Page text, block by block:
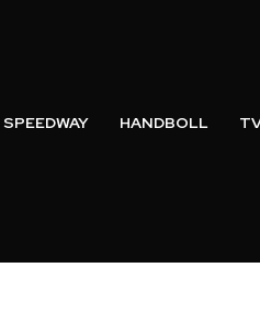
SPEEDWAY HANDBOLL